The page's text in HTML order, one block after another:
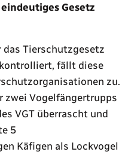
Gesetz
das Tierschutzgesetz
fällt diese
zu.
zwei Vogelfängertrupps
VGT überrascht und
5
Käfigen als Lockvogel